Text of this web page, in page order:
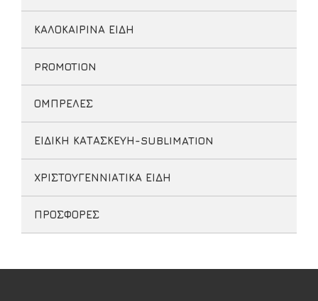
ΚΑΛΟΚΑΙΡΙΝΑ ΕΙΔΗ
PROMOTION
ΟΜΠΡΕΛΕΣ
ΕΙΔΙΚΗ ΚΑΤΑΣΚΕΥΗ-SUBLIMATION
ΧΡΙΣΤΟΥΓΕΝΝΙΑΤΙΚΑ ΕΙΔΗ
ΠΡΟΣΦΟΡΕΣ